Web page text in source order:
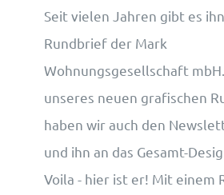
Seit vielen Jahren gibt es
Rundbrief der Mark
Wohnungsgesellschaft
unseres neuen grafischen
haben wir auch den
und ihn an das Gesamt-
Voila - hier ist er! Mit einem